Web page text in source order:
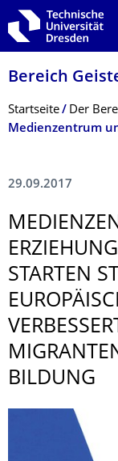
Zur Hauptnavigation
Zur Suche springen
Zum Inhalt springen
Bereich
Breadcrumb-Menü
Startseite Der
29.09.2017
STARTEN
BILDUNG